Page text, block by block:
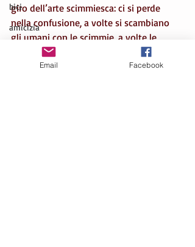
bici
amicizia
giro dell’arte scimmiesca: ci si perde
nella confusione, a volte si scambiano
gli umani con le scimmie, a volte le
scimmie con gli umani e a volte l'arte per
il nulla. Si diventa chi già si è rimanendo
Email Facebook